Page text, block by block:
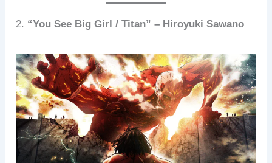
2. “You See Big Girl / Titan” – Hiroyuki Sawano